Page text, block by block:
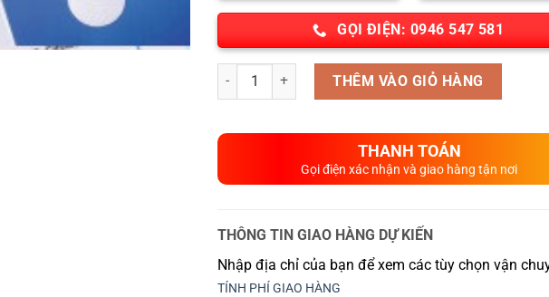
GỌI ĐIỆN: 0946 547 581
Số lượng THÊM VÀO GIỎ HÀNG
THANH TOÁN
Gọi điện xác nhận và giao hàng tận nơi
THÔNG TIN GIAO HÀNG DỰ KIẾN
Nhập địa chỉ của bạn để xem các tùy chọn vận
TÍNH PHÍ GIAO HÀNG